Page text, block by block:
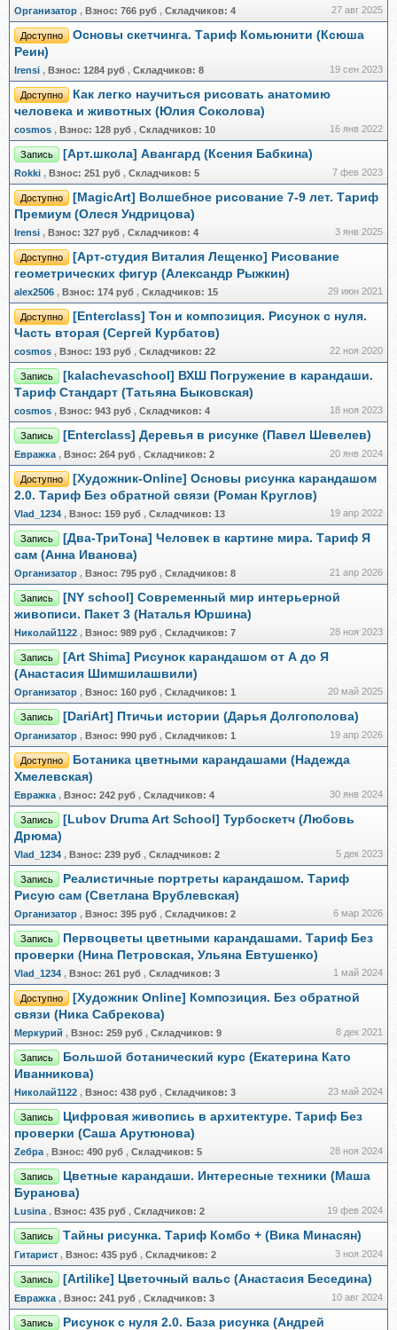
Организатор , Взнос: 766 руб , Складчиков: 4 27 авг 2025
Доступно
Основы скетчинга. Тариф Комьюнити (Ксюша
Реин)
Irensi , Взнос: 1284 руб , Складчиков: 8 19 сен 2023
Доступно
Как легко научиться рисовать анатомию
человека и животных (Юлия Соколова)
cosmos , Взнос: 128 руб , Складчиков: 10 16 янв 2022
Запись [Арт.школа] Авангард (Ксения Бабкина)
Rokki , Взнос: 251 руб , Складчиков: 5 7 фев 2023
Доступно
[MagicArt] Волшебное рисование 7-9 лет. Тариф
Премиум (Олеся Ундрицова)
Irensi , Взнос: 327 руб , Складчиков: 4 3 янв 2025
Доступно
[Арт-студия Виталия Лещенко] Рисование
геометрических фигур (Александр Рыжкин)
alex2506 , Взнос: 174 руб , Складчиков: 15 29 июн 2021
Доступно
[Еnterclass] Тон и композиция. Рисунок с нуля.
Часть вторая (Сергей Курбатов)
cosmos , Взнос: 193 руб , Складчиков: 22 22 ноя 2020
Запись
[kalachevaschool] ВХШ Погружение в карандаши.
Тариф Стандарт (Татьяна Быковская)
cosmos , Взнос: 943 руб , Складчиков: 4 18 ноя 2023
Запись [Enterclass] Деревья в рисунке (Павел Шевелев)
Евражкa , Взнос: 264 руб , Складчиков: 2 20 янв 2024
Доступно
[Художник-Online] Основы рисунка карандашом
2.0. Тариф Без обратной связи (Роман Круглов)
Vlad_1234 , Взнос: 159 руб , Складчиков: 13 19 апр 2022
Запись
[Два-ТриТона] Человек в картине мира. Тариф Я
сам (Анна Иванова)
Организатор , Взнос: 795 руб , Складчиков: 8 21 апр 2026
Запись
[NY school] Современный мир интерьерной
живописи. Пакет 3 (Наталья Юршина)
Николай1122 , Взнос: 989 руб , Складчиков: 7 28 ноя 2023
Запись
[Art Shima] Рисунок карандашом от А до Я
(Анастасия Шимшилашвили)
Организатор , Взнос: 160 руб , Складчиков: 1 20 май 2025
Запись [DariArt] Птичьи истории (Дарья Долгополова)
Организатор , Взнос: 990 руб , Складчиков: 1 19 апр 2026
Доступно
Ботаника цветными карандашами (Надежда
Хмелевская)
Евражкa , Взнос: 242 руб , Складчиков: 4 30 янв 2024
Запись
[Lubov Druma Art School] Турбоскетч (Любовь
Дрюма)
Vlad_1234 , Взнос: 239 руб , Складчиков: 2 5 дек 2023
Запись
Реалистичные портреты карандашом. Тариф
Рисую сам (Светлана Врублевская)
Организатор , Взнос: 395 руб , Складчиков: 2 6 мар 2026
Запись
Первоцветы цветными карандашами. Тариф Без
проверки (Нина Петровская, Ульяна Евтушенко)
Vlad_1234 , Взнос: 261 руб , Складчиков: 3 1 май 2024
Доступно
[Художник Online] Композиция. Без обратной
связи (Ника Сабрекова)
Меркурий , Взнос: 259 руб , Складчиков: 9 8 дек 2021
Запись
Большой ботанический курс (Екатерина Като
Иванникова)
Николай1122 , Взнос: 438 руб , Складчиков: 3 23 май 2024
Запись
Цифровая живопись в архитектуре. Тариф Без
проверки (Саша Арутюнова)
Zебра , Взнос: 490 руб , Складчиков: 5 28 ноя 2024
Запись
Цветные карандаши. Интересные техники (Маша
Буранова)
Lusina , Взнос: 435 руб , Складчиков: 2 19 фев 2024
Запись Тайны рисунка. Тариф Комбо + (Вика Минасян)
Гитарист , Взнос: 435 руб , Складчиков: 2 3 ноя 2024
Запись [Artilike] Цветочный вальс (Анастасия Беседина)
Евражкa , Взнос: 241 руб , Складчиков: 3 10 авг 2024
Запись
Рисунок с нуля 2.0. База рисунка (Андрей